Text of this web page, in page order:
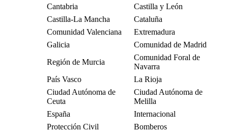
Cantabria
Castilla y León
Castilla-La Mancha
Cataluña
Comunidad Valenciana
Extremadura
Galicia
Comunidad de Madrid
Región de Murcia
Comunidad Foral de
Navarra
País Vasco
La Rioja
Ciudad Autónoma de
Ceuta
Ciudad Autónoma de
Melilla
España
Internacional
Protección Civil
Bomberos